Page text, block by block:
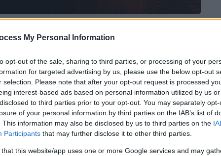
My Personal Information
opt-out of the sale, sharing to third parties, or processing of your
for targeted advertising by us, please use the below opt-out
selection. Please note that after your opt-out request is processed
interest-based ads based on personal information utilized by us
to third parties prior to your opt-out. You may separately
of your personal information by third parties on the IAB’s list of
This information may also be disclosed by us to third parties on the
Participants that may further disclose it to other third parties.
that this website/app uses one or more Google services and may
το ΕΘΝΟΣ στη Google
Αυτό που έγινε στο Νότιο Έβρο, το
ούτε σε φωτιές στην εμπόλεμη
στην Μ έσηΑνατολή, στο Κουβέιτ στην
που έχει καταγραφεί στην
ανέφερε, μιλώντας στην ΕΡΤ
σε θέματα αποκατάστασης
για μιαπρωτοφανή οικολογική